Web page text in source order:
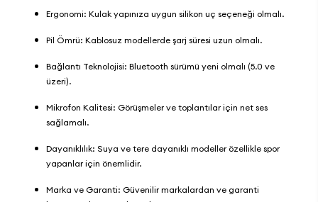
Ergonomi: Kulak yapınıza uygun silikon uç seçeneği olmalı.
Pil Ömrü: Kablosuz modellerde şarj süresi uzun olmalı.
Bağlantı Teknolojisi: Bluetooth sürümü yeni olmalı (5.0 ve
üzeri).
Mikrofon Kalitesi: Görüşmeler ve toplantılar için net ses
sağlamalı.
Dayanıklılık: Suya ve tere dayanıklı modeller özellikle spor
yapanlar için önemlidir.
Marka ve Garanti: Güvenilir markalardan ve garanti